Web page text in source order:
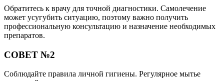
Обратитесь к врачу для точной диагностики. Самолечение
может усугубить ситуацию, поэтому важно получить
профессиональную консультацию и назначение необходимых
препаратов.
СОВЕТ №2
Соблюдайте правила личной гигиены. Регулярное мытье